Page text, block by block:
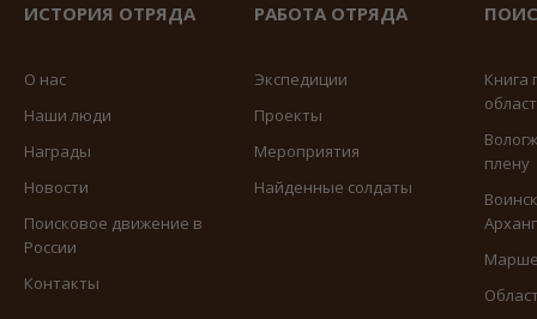
ИСТОРИЯ ОТРЯДА
О нас
Наши люди
Награды
Новости
Поисковое движение в
России
Контакты
РАБОТА ОТРЯДА
Экспедиции
Проекты
Мероприятия
Найденные солдаты
Книга
плену